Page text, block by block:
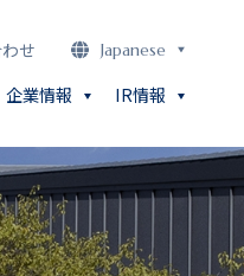
せ Japanese
企業情報 IR情報